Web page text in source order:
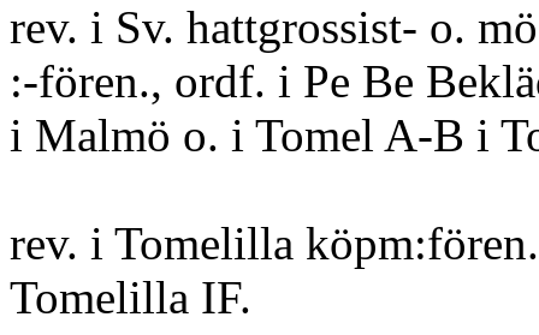
rev. i Sv. hattgrossist- o.
:-fören., ordf. i Pe Be
i Malmö o. i Tomel A-B i
rev. i Tomelilla
Tomelilla IF.